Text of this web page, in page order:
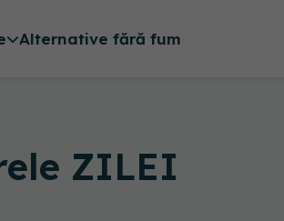
Alternative fără fum
ZILEI